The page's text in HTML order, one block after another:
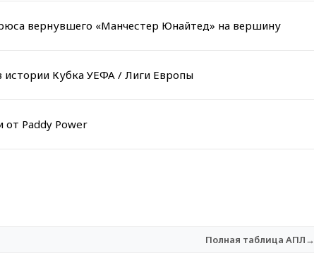
вернувшего «Манчестер Юнайтед» на вершину
истории Кубка УЕФА / Лиги Европы
от Paddy Power
Полная таблица АПЛ→